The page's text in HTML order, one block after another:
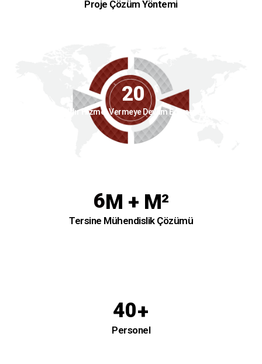
Proje Çözüm Yöntemi
20
Yıldır Hizmet Vermeye Devam Ediyoruz
6M + M²
Tersine Mühendislik Çözümü
40+
Personel